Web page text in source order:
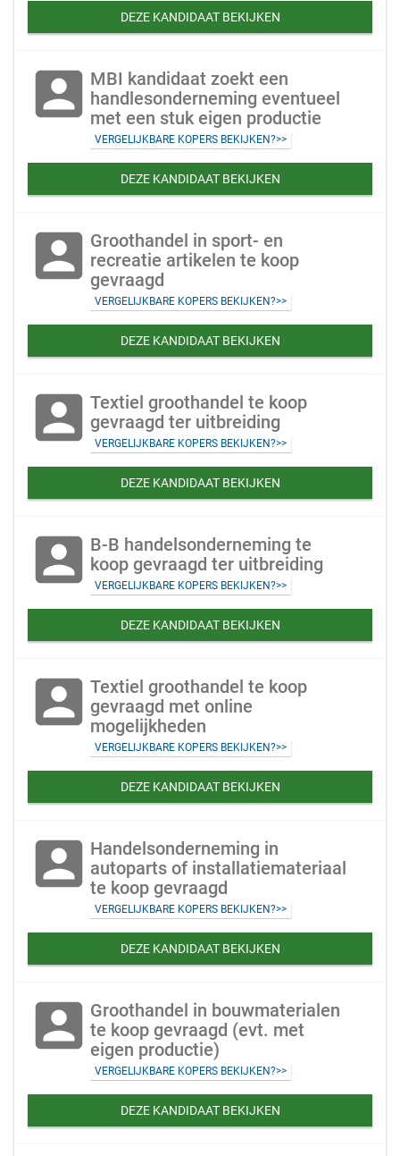
DEZE KANDIDAAT BEKIJKEN
account_box MBI kandidaat zoekt een
handlesonderneming eventueel
met een stuk eigen productie
VERGELIJKBARE KOPERS BEKIJKEN?>>
DEZE KANDIDAAT BEKIJKEN
account_box Groothandel in sport- en
recreatie artikelen te koop
gevraagd
VERGELIJKBARE KOPERS BEKIJKEN?>>
DEZE KANDIDAAT BEKIJKEN
account_box Textiel groothandel te koop
gevraagd ter uitbreiding
VERGELIJKBARE KOPERS BEKIJKEN?>>
DEZE KANDIDAAT BEKIJKEN
account_box B-B handelsonderneming te
koop gevraagd ter uitbreiding
VERGELIJKBARE KOPERS BEKIJKEN?>>
DEZE KANDIDAAT BEKIJKEN
account_box Textiel groothandel te koop
gevraagd met online
mogelijkheden
VERGELIJKBARE KOPERS BEKIJKEN?>>
DEZE KANDIDAAT BEKIJKEN
account_box Handelsonderneming in
autoparts of installatiemateriaal
te koop gevraagd
VERGELIJKBARE KOPERS BEKIJKEN?>>
DEZE KANDIDAAT BEKIJKEN
account_box Groothandel in bouwmaterialen
te koop gevraagd (evt. met
eigen productie)
VERGELIJKBARE KOPERS BEKIJKEN?>>
DEZE KANDIDAAT BEKIJKEN